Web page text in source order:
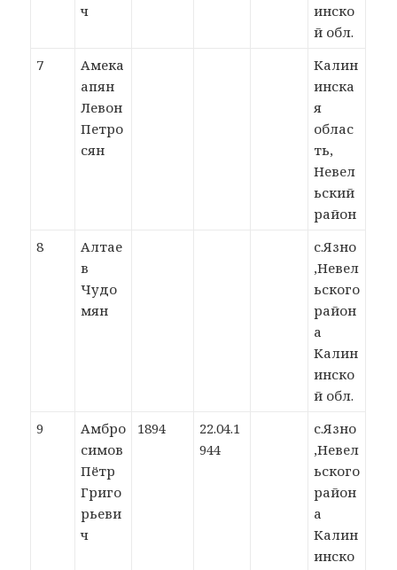
ч
инско
й обл.
7
Амека
апян
Левон
Петро
сян
Калин
инска
я
облас
ть,
Невел
ьский
район
8
Алтае
в
Чудо
мян
с.Язно
,Невел
ьского
район
а
Калин
инско
й обл.
9
Амбро
симов
Пётр
Григо
рьеви
ч
1894
22.04.1
944
с.Язно
,Невел
ьского
район
а
Калин
инско